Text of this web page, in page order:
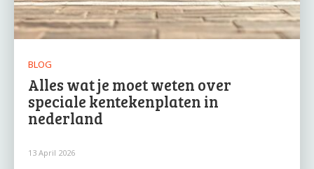
BLOG
Alles wat je moet weten over
speciale kentekenplaten in
nederland
13 April 2026